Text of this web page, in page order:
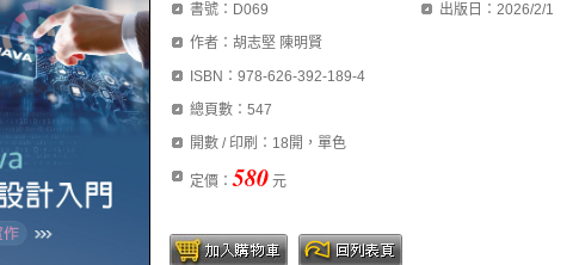
出版日：2026/2/1
書號：D069
作者：胡志堅 陳明賢
ISBN：978-626-392-189-4
總頁數：547
開數 / 印刷：18開，單色
定價：580 元